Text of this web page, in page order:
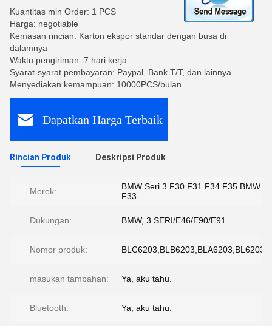
Kuantitas min Order: 1 PCS
Harga: negotiable
Kemasan rincian: Karton ekspor standar dengan busa di
dalamnya
Waktu pengiriman: 7 hari kerja
Syarat-syarat pembayaran: Paypal, Bank T/T, dan lainnya
Menyediakan kemampuan: 10000PCS/bulan
Dapatkan Harga Terbaik
Rincian Produk Deskripsi Produk
Merek:
BMW Seri 3 F30 F31 F34 F35 BMW
F33
Dukungan: BMW, 3 SERI/E46/E90/E91
Nomor produk:
masukan tambahan: Ya, aku tahu.
Bluetooth: Ya, aku tahu.